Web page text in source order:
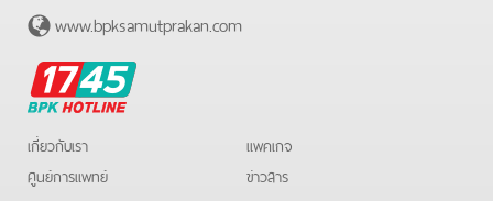
www.bpksamutprakan.com
BPK
Hotline
เกี่ยวกับเรา
ศูนย์การแพทย์
แพคเกจ
ข่าวสาร